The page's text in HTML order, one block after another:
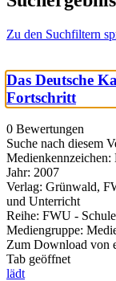
Zu den Suchfiltern
Das Deutsche
Fortschritt
0 Bewertungen
Suche nach diesem
Medienkennzeichen:
Jahr: 2007
Verlag: Grünwald,
und Unterricht
Reihe: FWU -
Mediengruppe:
Zum Download von
Tab geöffnet
lädt